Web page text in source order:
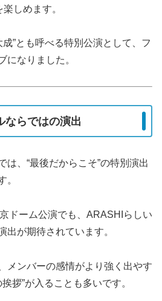
しめます。
”とも呼べる特別公演として、フ
になりました。
ならではの演出
は、“最後だからこそ”の特別演出
。
ドーム公演でも、ARASHIらしい
出が期待されています。
メンバーの感情がより強く出やす
挨拶”が入ることも多いです。